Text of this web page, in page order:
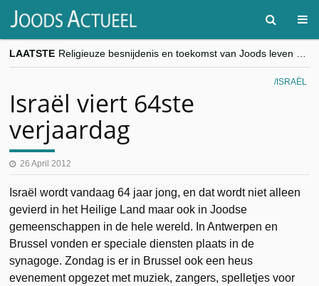
LAATSTE
“Besnijdenisdebat toont hoe moeilijk seculiere Westen minderheden begrijpt”, Jinnih Beels (Vooruit)
CITYTRIP | ROEMENIË – Boekarest: de verrassing van Oost-Europa
ISRAËL
Israël viert 64ste
verjaardag
26 April 2012
Israël wordt vandaag 64 jaar jong, en dat wordt niet alleen
gevierd in het Heilige Land maar ook in Joodse
gemeenschappen in de hele wereld. In Antwerpen en
Brussel vonden er speciale diensten plaats in de
synagoge. Zondag is er in Brussel ook een heus
evenement opgezet met muziek, zangers, spelletjes voor